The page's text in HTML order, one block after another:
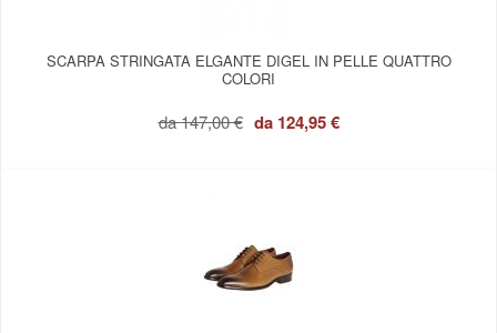
SCARPA STRINGATA ELGANTE DIGEL IN PELLE QUATTRO
COLORI
da147,00 € da 124,95 €